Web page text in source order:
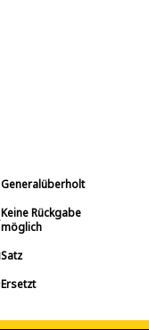
Generalüberholt
Keine Rückgabe
möglich
Satz
Ersetzt